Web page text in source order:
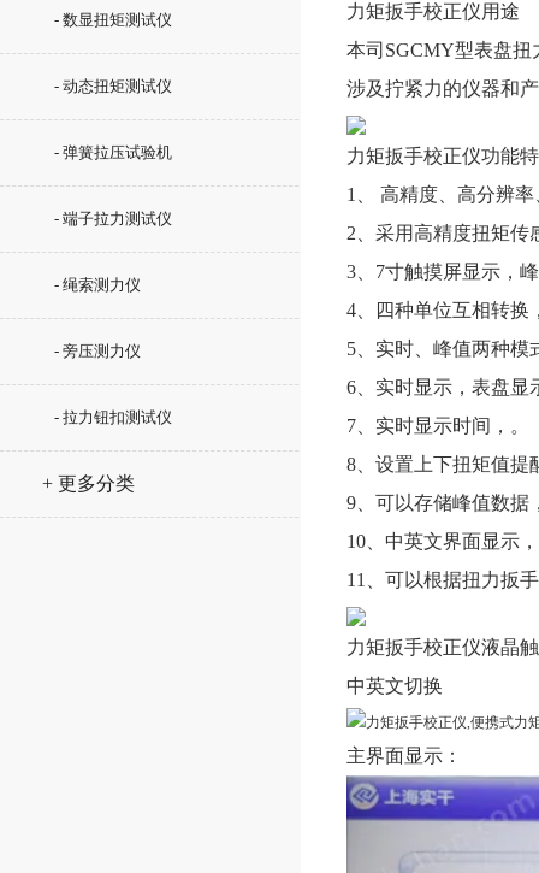
- 数显扭矩测试仪
- 动态扭矩测试仪
- 弹簧拉压试验机
- 端子拉力测试仪
- 绳索测力仪
- 旁压测力仪
- 拉力钮扣测试仪
+ 更多分类
力矩扳手校正仪用途
本司SGCMY型表盘
涉及拧紧力的仪器和
力矩扳手校正仪功能
1、 高精度、高分辨
2、采用高精度扭矩传
3、7寸触摸屏显示，
4、四种单位互相转换
5、实时、峰值两种模
6、实时显示，表盘显
7、实时显示时间，。
8、设置上下扭矩值提
9、可以存储峰值数据
10、中英文界面显示
11、可以根据扭力扳
力矩扳手校正仪液晶
中英文切换
主界面显示：